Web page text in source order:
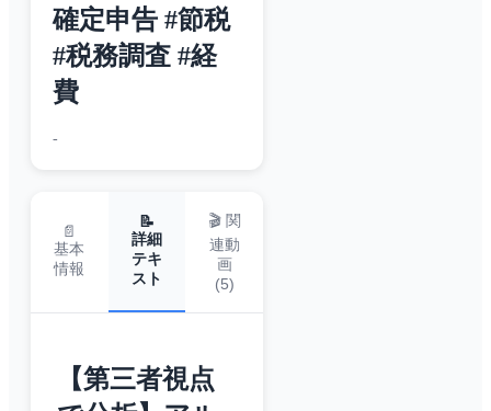
確定申告 #節税
#税務調査 #経
費
-
📄
基本
情報
📝
詳細
テキ
スト
🎬 関
連動
画
(5)
【第三者視点